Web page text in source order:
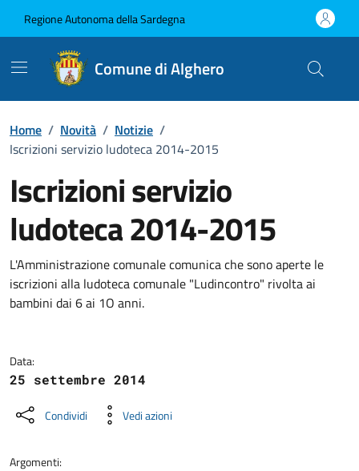
Regione Autonoma della Sardegna
Comune di Alghero
Home / Novità / Notizie /
Iscrizioni servizio ludoteca 2014-2015
Iscrizioni servizio
ludoteca 2014-2015
Dettagli della notizia
L'Amministrazione comunale comunica che sono aperte le
iscrizioni alla ludoteca comunale "Ludincontro" rivolta ai
bambini dai 6 ai 1O anni.
Data:
25 settembre 2014
Condividi Vedi azioni
Argomenti: